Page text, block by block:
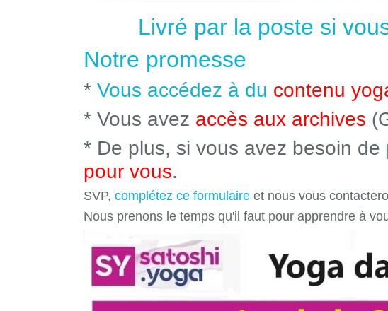
Livré par la poste si
Notre promesse
* Vous accédez à du contenu
* Vous avez accès aux archives
* De plus, si vous avez besoin de
pour vous.
SVP, complétez ce formulaire et nous vous
Nous prenons le temps qu'il faut pour apprendre à